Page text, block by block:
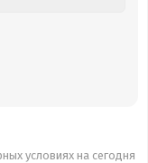
условиях на сегодня